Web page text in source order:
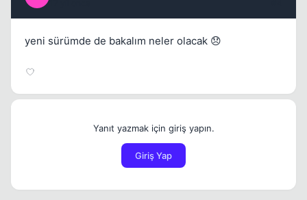
yeni sürümde de bakalım neler olacak 😞
Yanıt yazmak için giriş yapın.
Giriş Yap